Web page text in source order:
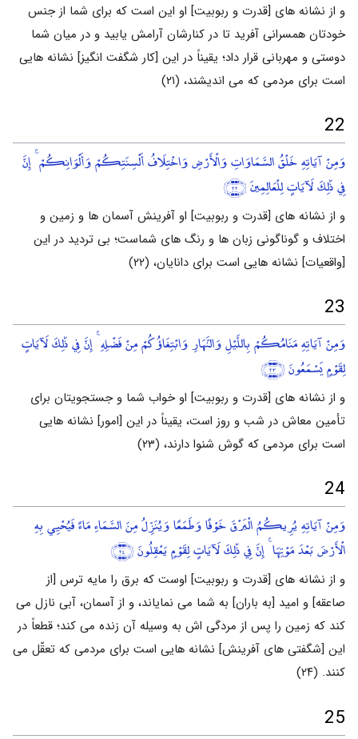
و از نشانه های [قدرت و ربوبیت] او این است که برای شما از جنس
خودتان همسرانی آفرید تا در کنارشان آرامش یابید و در میان شما
دوستی و مهربانی قرار داد؛ یقیناً در این [کار شگفت انگیز] نشانه هایی
است برای مردمی که می اندیشند، (۲۱)
22
وَمِنْ آيَاتِهِ خَلْقُ السَّمَاوَاتِ وَالْأَرْضِ وَاخْتِلَافُ أَلْسِنَتِكُمْ وَأَلْوَانِكُمْ ۚ إِنَّ
فِي ذَٰلِكَ لَآيَاتٍ لِلْعَالِمِينَ﴿٢٢﴾
و از نشانه های [قدرت و ربوبیت] او آفرینش آسمان ها و زمین و
اختلاف و گوناگونی زبان ها و رنگ های شماست؛ بی تردید در این
[واقعیات] نشانه هایی است برای دانایان، (۲۲)
23
وَمِنْ آيَاتِهِ مَنَامُكُمْ بِاللَّيْلِ وَالنَّهَارِ وَابْتِغَاؤُكُمْ مِنْ فَضْلِهِ ۚ إِنَّ فِي ذَٰلِكَ لَآيَاتٍ
لِقَوْمٍ يَسْمَعُونَ﴿٢٣﴾
و از نشانه های [قدرت و ربوبیت] او خواب شما و جستجویتان برای
تأمین معاش در شب و روز است، یقیناً در این [امور] نشانه هایی
است برای مردمی که گوش شنوا دارند، (۲۳)
24
وَمِنْ آيَاتِهِ يُرِيكُمُ الْبَرْقَ خَوْفًا وَطَمَعًا وَيُنَزِّلُ مِنَ السَّمَاءِ مَاءً فَيُحْيِي بِهِ
الْأَرْضَ بَعْدَ مَوْتِهَا ۚ إِنَّ فِي ذَٰلِكَ لَآيَاتٍ لِقَوْمٍ يَعْقِلُونَ﴿٢٤﴾
و از نشانه های [قدرت و ربوبیت] اوست که برق را مایه ترس [از
صاعقه] و امید [به باران] به شما می نمایاند، و از آسمان، آبی نازل می
کند که زمین را پس از مردگی اش به وسیله آن زنده می کند؛ قطعاً در
این [شگفتی های آفرینش] نشانه هایی است برای مردمی که تعقّل می
کنند. (۲۴)
25